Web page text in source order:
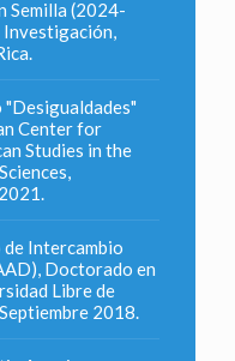
Semilla (2024-
Center for
Studies in the
Intercambio
Doctorado en
Libre de
2018.